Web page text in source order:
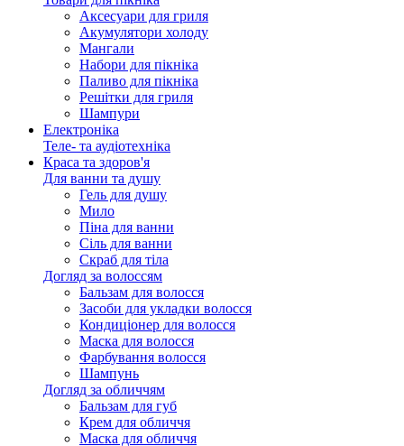
Аксесуари для гриля
Акумулятори холоду
Мангали
Набори для пікніка
Паливо для пікніка
Решітки для гриля
Шампури
Електроніка
Теле- та аудіотехніка
Краса та здоров'я
Для ванни та душу
Гель для душу
Мило
Піна для ванни
Сіль для ванни
Скраб для тіла
Догляд за волоссям
Бальзам для волосся
Засоби для укладки волосся
Кондиціонер для волосся
Маска для волосся
Фарбування волосся
Шампунь
Догляд за обличчям
Бальзам для губ
Крем для обличчя
Маска для обличчя